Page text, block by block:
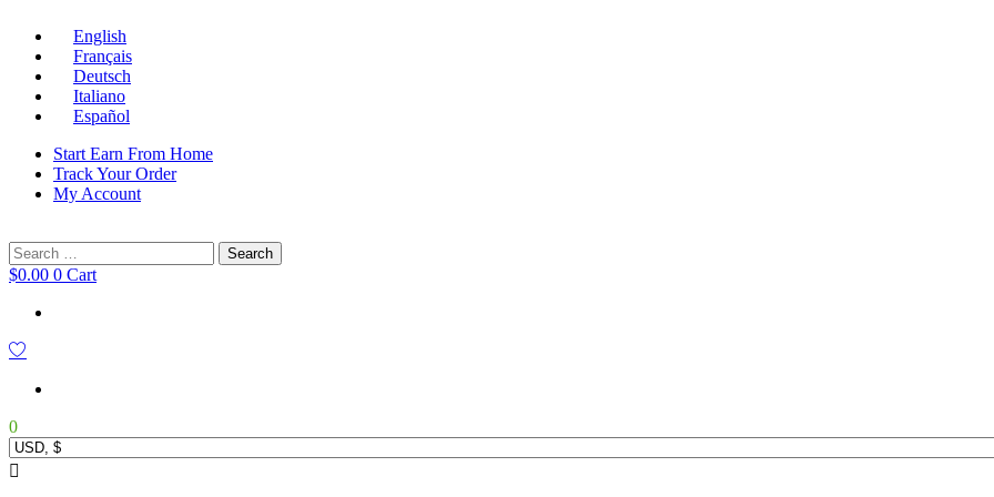
English
Français
Deutsch
Italiano
Español
Start Earn From Home
Track Your Order
My Account
Search
for:
$0.00 0 Cart
0
Main